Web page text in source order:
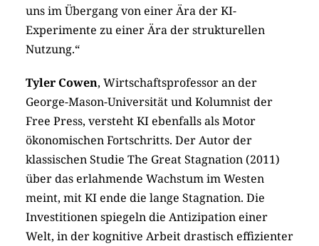
uns im Übergang von einer Ära der KI-
Experimente zu einer Ära der strukturellen
Nutzung.“
Tyler Cowen, Wirtschaftsprofessor an der
George-Mason-Universität und Kolumnist der
Free Press, versteht KI ebenfalls als Motor
ökonomischen Fortschritts. Der Autor der
klassischen Studie The Great Stagnation (2011)
über das erlahmende Wachstum im Westen
meint, mit KI ende die lange Stagnation. Die
Investitionen spiegeln die Antizipation einer
Welt, in der kognitive Arbeit drastisch effizienter